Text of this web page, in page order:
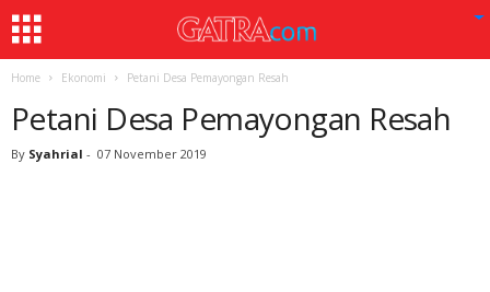
Home Ekonomi Petani Desa Pemayongan Resah
Petani Desa Pemayongan Resah
By Syahrial - 07 November 2019